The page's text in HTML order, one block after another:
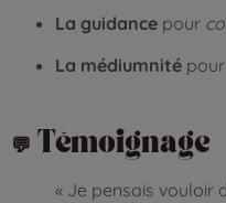
La guidance pour
La médiumnité pour
💬 Témoignage
« Je pensais vouloir